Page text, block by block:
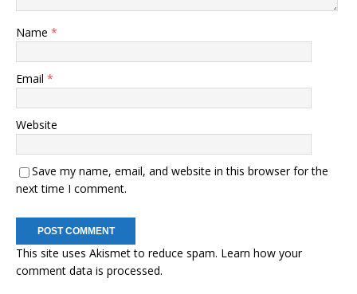
Name *
Email *
Website
Save my name, email, and website in this browser for the
next time I comment.
This site uses Akismet to reduce spam. Learn how your
comment data is processed.